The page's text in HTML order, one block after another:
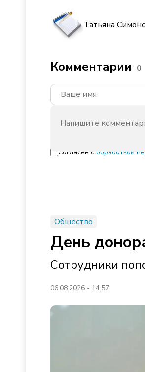
Татьяна
Комментарии 0
Согласен с обработкой
Общество
День
Сотрудники
06.08.2026 - 14:57